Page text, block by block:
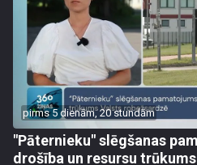
pirms 5 dienām, 20 stundām
"Pāternieku" slēgšanas
drošība un resursu